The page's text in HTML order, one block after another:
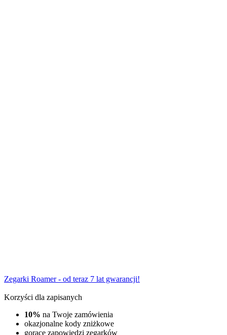
Zegarki Roamer - od teraz 7 lat gwarancji!
Korzyści dla zapisanych
10% na Twoje zamówienia
okazjonalne kody zniżkowe
gorące zapowiedzi zegarków